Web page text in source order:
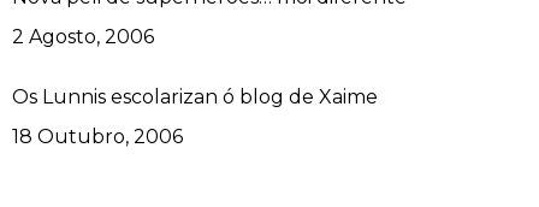
Data
2 Agosto, 2006
Os Lunnis escolarizan ó blog de Xaime
Data
18 Outubro, 2006